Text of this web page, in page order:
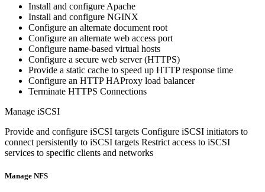
Install and configure Apache
Install and configure NGINX
Configure an alternate document root
Configure an alternate web access port
Configure name-based virtual hosts
Configure a secure web server (HTTPS)
Provide a static cache to speed up HTTP response time
Configure an HTTP HAProxy load balancer
Terminate HTTPS Connections
Manage iSCSI
Provide and configure iSCSI targets Configure iSCSI initiators to
connect persistently to iSCSI targets Restrict access to iSCSI
services to specific clients and networks
Manage NFS